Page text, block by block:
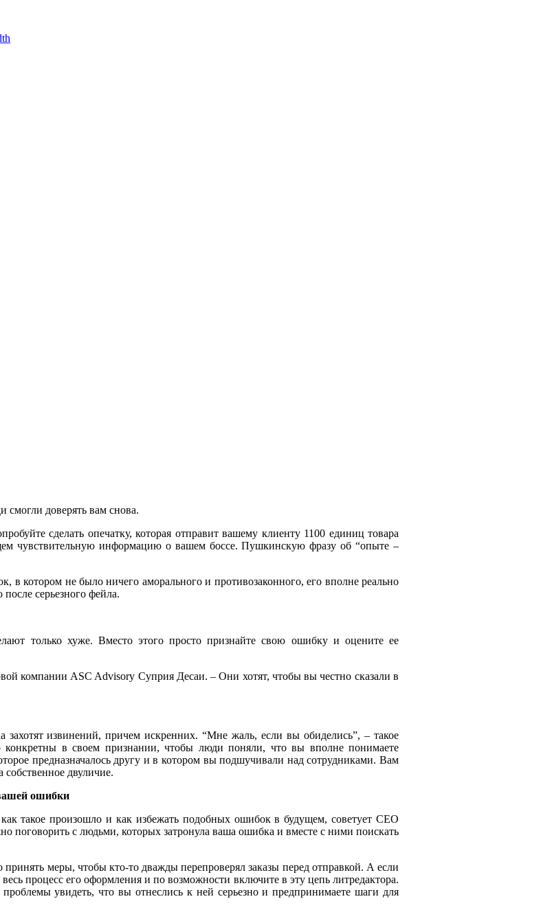
доверять вам снова.
сделать опечатку, которая отправит вашему клиенту 1100 единиц товара
чувствительную информацию о вашем боссе. Пушкинскую фразу об “опыте –
котором не было ничего аморального и противозаконного, его вполне реально
серьезного фейла.
только хуже. Вместо этого просто признайте свою ошибку и оцените ее
компании ASC Advisory Суприя Десаи. – Они хотят, чтобы вы честно сказали в
извинений, причем искренних. “Мне жаль, если вы обиделись”, – такое
конкретны в своем признании, чтобы люди поняли, что вы вполне понимаете
предназначалось другу и в котором вы подшучивали над сотрудниками. Вам
двуличие.
ошибки
такое произошло и как избежать подобных ошибок в будущем, советует CEO
с людьми, которых затронула ваша ошибка и вместе с ними поискать
меры, чтобы кто-то дважды перепроверял заказы перед отправкой. А если
процесс его оформления и по возможности включите в эту цепь литредактора.
увидеть, что вы отнеслись к ней серьезно и предпринимаете шаги для